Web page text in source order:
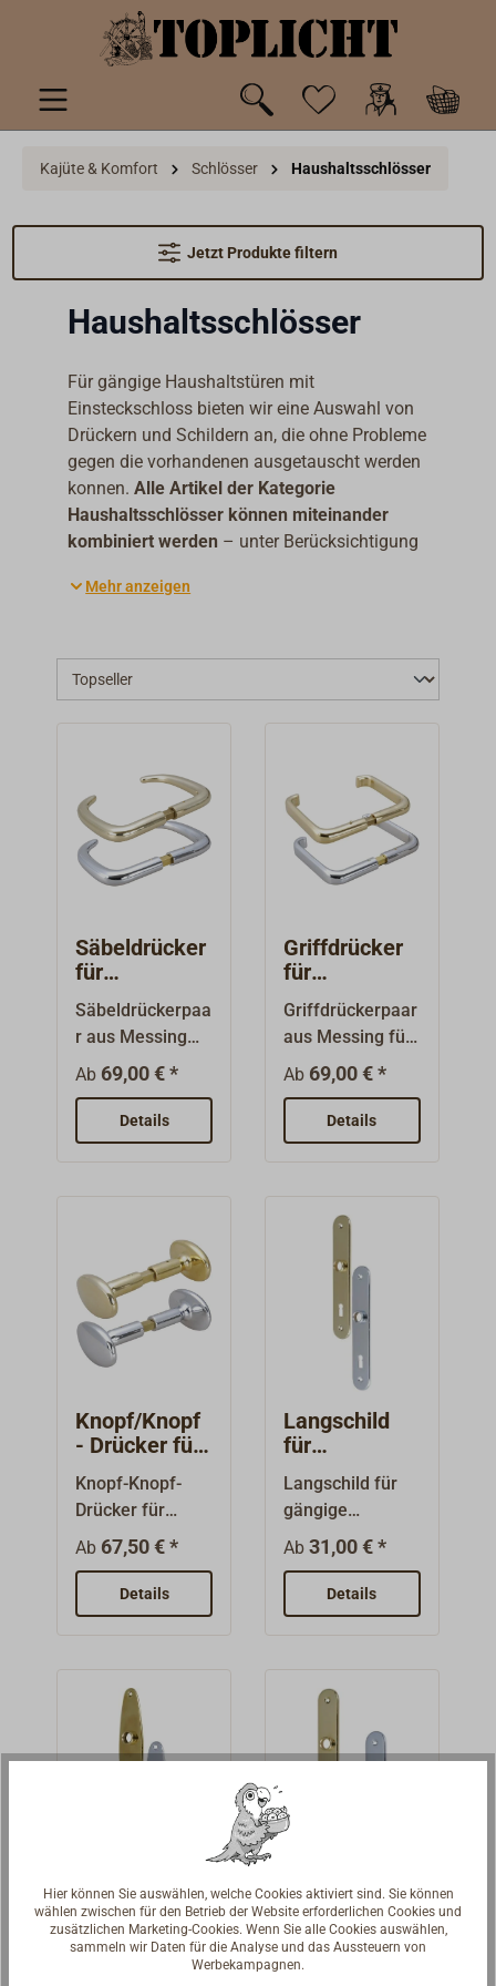
springen
Kajüte & Komfort Schlösser Haushaltsschlösser
Jetzt Produkte filtern
Haushaltsschlösser
Für gängige Haushaltstüren mit
Einsteckschloss bieten wir eine Auswahl von
Drückern und Schildern an, die ohne Probleme
gegen die vorhandenen ausgetauscht werden
konnen.Alle Artikel der Kategorie
Haushaltsschlösser können miteinander
kombiniert werden – unter Berücksichtigung
Profilzylinder).
der Regel einen
Die Schilder haben von Mitte Drückerloch
Mehr anzeigen
Säbeldrücker
für
Haushaltssch
loss
Säbeldrückerpaa
r aus Messing
für gängige
Haushalts-
Einsteckschlösse
r mit einem 8
verchromter
Oberlfäche.
Ab 69,00 € *
Details
Griffdrücker
für
Haushaltssch
loss
Griffdrückerpaar
aus Messing für
gängige
Haushalts-
Einsteckschlösse
r mit einem 8
polierter oder
Oberfläche.
Ab 69,00 € *
Details
Knopf/Knopf
- Drücker für
Haushaltssch
loss
Knopf-Knopf-
Drücker für
gängige
Haushalts-
Einsteckschlösse
r mit einem 8
höne massive
Drücker aus
Messing, im
Ab 67,50 € *
Details
Langschild
für
Haushaltssch
lösser
Langschild für
gängige
Haushalts-
Einsteckschlösse
r aus Messing,
mit polierter
Oberfläche.
Ab 31,00 € *
Details
Ovalschild für
Haushaltssch
lösser
Messing-
Profilzylinder
-Langschild
für
Haushaltssch
Messing
Hier können Sie auswählen, welche Cookies aktiviert sind. Sie können
wählen zwischen für den Betrieb der Website erforderlichen Cookies und
zusätzlichen Marketing-Cookies. Wenn Sie alle Cookies auswählen,
sammeln wir Daten für die Analyse und das Aussteuern von
Werbekampagnen.